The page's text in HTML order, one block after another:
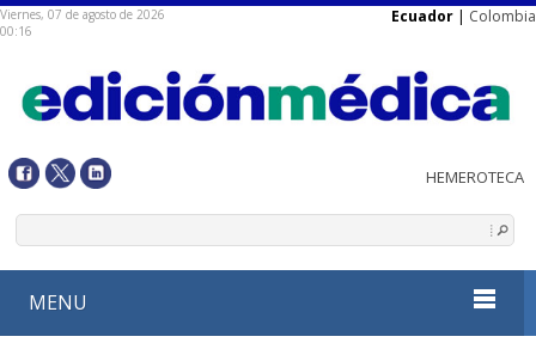
Viernes, 07 de agosto de 2026
00:16
Ecuador | Colombia
MENU